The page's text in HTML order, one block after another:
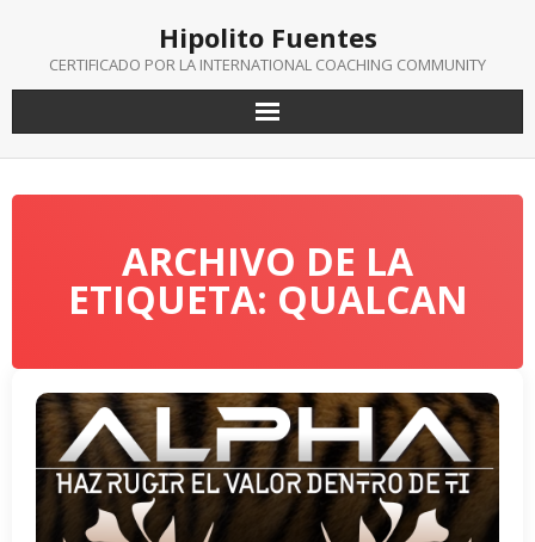
contenido
Hipolito Fuentes
CERTIFICADO POR LA INTERNATIONAL COACHING COMMUNITY
ARCHIVO DE LA
ETIQUETA: QUALCAN